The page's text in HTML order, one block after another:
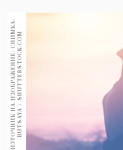
Дизайн
Книги
30+
Гурме
Пътувай
237
И
З
Т
О
Ч
Н
И
К
Н
А
И
З
О
Б
Р
А
Ж
Е
Н
И
Е
:
С
Н
И
М
К
А
:
B
U
T
S
A
Y
A
/
S
H
U
T
T
E
R
S
T
O
C
K
.
C
OM